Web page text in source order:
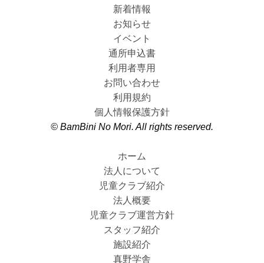
新着情報
お知らせ
イベント
通所申込書
利用者専用
お問い合わせ
利用規約
個人情報保護方針
© BamBini No Mori. All rights reserved.
ホーム
法人について
児童クラブ紹介
法人概要
児童クラブ運営方針
スタッフ紹介
施設紹介
真野学舎